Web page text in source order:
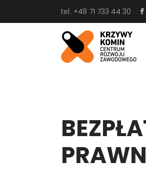
tel. +48 71 733 44 30